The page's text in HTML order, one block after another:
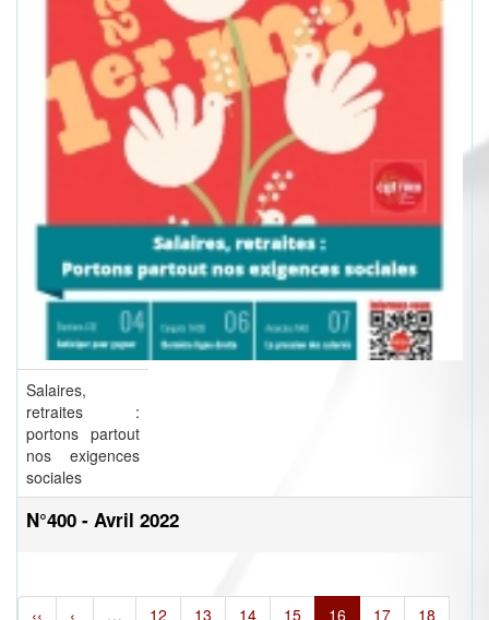
Salaires,
retraites :
portons partout
nos exigences
sociales
N°400 - Avril 2022
‹‹ ‹ … 12 13 14 15 16 17 18